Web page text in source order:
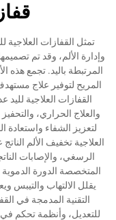
تمثل القفازات العلاجية
وإدارة الألم، وقد تم
المرتبطة باليد. تجمع هذه
المريح لتوفير علاج
القفازات العلاجية
والعلاج الحراري،
لتعزيز الشفاء
العلاجية تخفيف الألم
الرسغي، والإصابات
المتخصصة الدورة
يقلل الالتهاب والتيبس
التقنية المدمجة في
للتعديل، وأنظمة تحكم